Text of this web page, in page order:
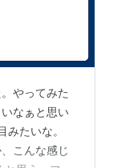
やってみた
なぁと思い
たいな。
こんな感じ